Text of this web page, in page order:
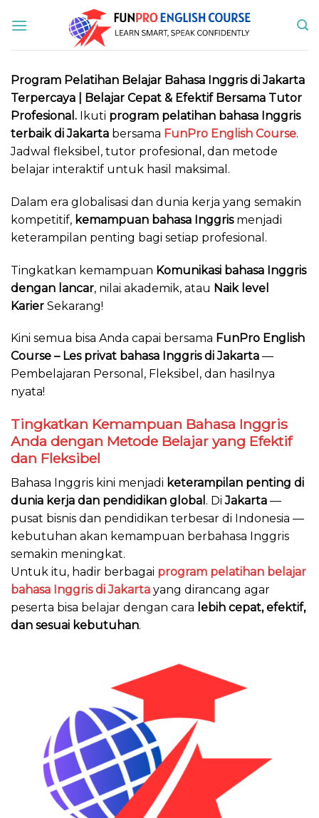
Program Pelatihan Belajar Bahasa Inggris di Jakarta
Terpercaya | Belajar Cepat & Efektif Bersama Tutor
Profesional. Ikuti program pelatihan bahasa Inggris
terbaik di Jakarta bersama FunPro English Course.
Jadwal fleksibel, tutor profesional, dan metode
belajar interaktif untuk hasil maksimal.
Dalam era globalisasi dan dunia kerja yang semakin
kompetitif, kemampuan bahasa Inggrismenjadi
keterampilan penting bagi setiap profesional.
Tingkatkan kemampuan Komunikasi bahasa Inggris
dengan lancar, nilai akademik, atau Naik level
Karier Sekarang!
Kini semua bisa Anda capai bersama FunPro Engl ish
Course – Les privat bahasa Inggris di Jakarta —
Pembelajaran Personal, Fleksibel, dan hasilnya
nyata!
Tingkatkan Kemampuan Bahasa Inggris
Anda dengan Metode Belajar yang Efektif
dan Fleksibel
Bahasa Inggris kini menjadi keterampilan penting di
dunia kerja dan pendidikan global . DiJakarta —
pusat bisnis dan pendidikan terbesar di Indonesia —
kebutuhan akan kemampuan berbahasa Inggris
semakin meningkat.
Untuk itu, hadir berbagai program pelatihan belajar
bahasa Inggris di Jakarta yang dirancang agar
peserta bisa belajar dengan cara lebih cepat, efektif,
dan sesuai kebutuhan.